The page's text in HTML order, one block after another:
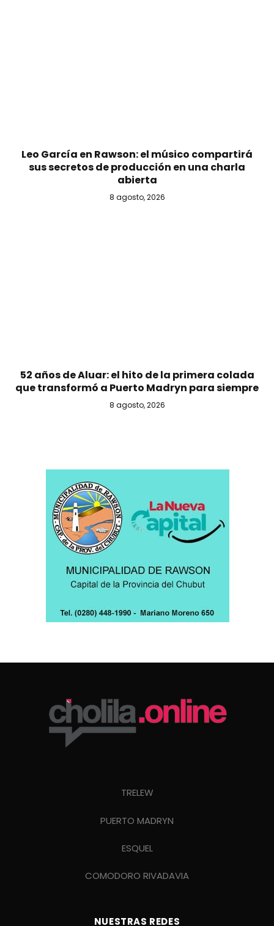
Leo García en Rawson: el músico compartirá
sus secretos de producción en una charla
abierta
8 agosto, 2026
52 años de Aluar: el hito de la primera colada
que transformó a Puerto Madryn para siempre
8 agosto, 2026
TRELEW
PUERTO MADRYN
ESQUEL
COMODORO RIVADAVIA
NUESTRAS REDES